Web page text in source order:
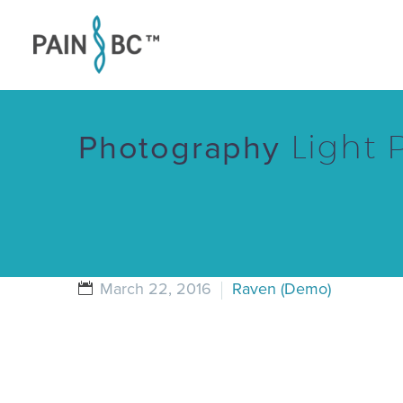
Photography Light
March 22, 2016 Raven (Demo)